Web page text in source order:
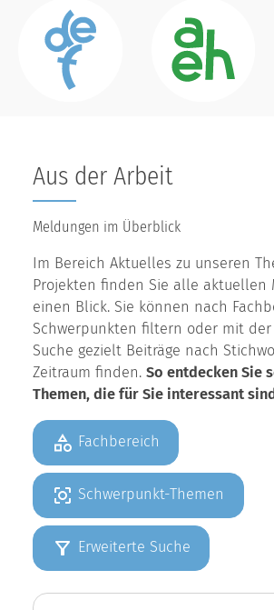
Aus der Arbeit
Meldungen im Überblick
Im Bereich Aktuelles zu unseren
Projekten finden Sie alle aktuellen
einen Blick. Sie können nach
Schwerpunkten filtern oder mit
Suche gezielt Beiträge nach
Zeitraum finden. So entdecken Sie
Themen, die für Sie interessant
Fachbereich
Schwerpunkt-Themen
Erweiterte Suche